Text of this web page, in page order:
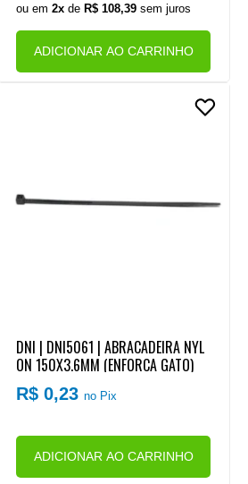
ou em2x deR$ 108,39 sem juros
ADICIONAR AO CARRINHO
DNI | DNI5061 | ABRACADEIRA NYL
ON 150X3.6MM (ENFORCA GATO)
R$ 0,23no Pix
ADICIONAR AO CARRINHO